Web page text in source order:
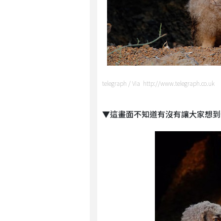
telegraph / Via http://www.telegraph.co.uk
▼這畫面不知道有沒有讓大家想